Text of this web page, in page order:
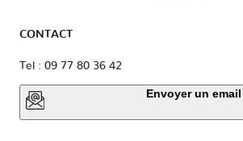
CONTACT
Tel : 09 77 80 36 42
Envoyer un email